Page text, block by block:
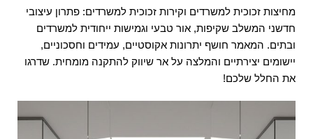
מחיצות זכוכית למשרדים וקירות זכוכית למשרדים: פתרון עיצובי
חדשני המשלב שקיפות, אור טבעי וגמישות ייחודית למשרדים
ובתים. המאמר חושף יתרונות אקוסטיים, עמידים וחסכוניים,
יישומים יצירתיים והמלצה על אר שיווק להתקנה מומחית. שדרגו
את החלל שלכם!
סמן קישורים
אפס את כל האפשרויות